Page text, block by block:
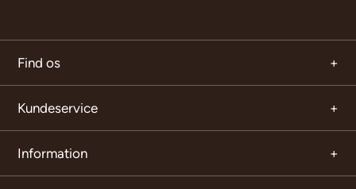
Find os
Kundeservice
Information